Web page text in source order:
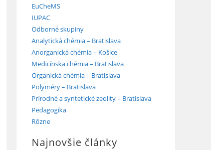
EuCheMS
IUPAC
Odborné skupiny
Analytická chémia – Bratislava
Anorganická chémia – Košice
Medicínska chémia – Bratislava
Organická chémia – Bratislava
Polyméry – Bratislava
Prírodné a syntetické zeolity – Bratislava
Pedagogika
Rôzne
Najnovšie články